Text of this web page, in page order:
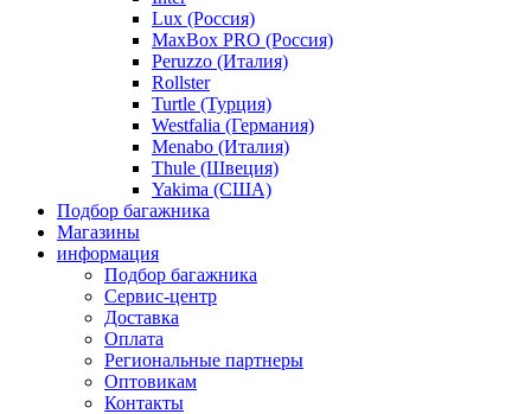
Lux (Россия)
MaxBox PRO (Россия)
Peruzzo (Италия)
Rollster
Turtle (Турция)
Westfalia (Германия)
Menabo (Италия)
Thule (Швеция)
Yakima (США)
Подбор багажника
Магазины
информация
Подбор багажника
Сервис-центр
Доставка
Оплата
Региональные партнеры
Оптовикам
Контакты